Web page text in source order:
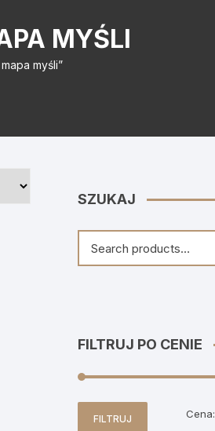
MYŚLI
myśli”
SZUKAJ
FILTRUJ PO CENIE
FILTRUJ Cena: